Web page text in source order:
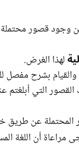
وجود قصور محتملة
لهذا الغرض.
بشرح مفصل
التي أبلغتم
المحتملة عن
مراعاة أن اللغة